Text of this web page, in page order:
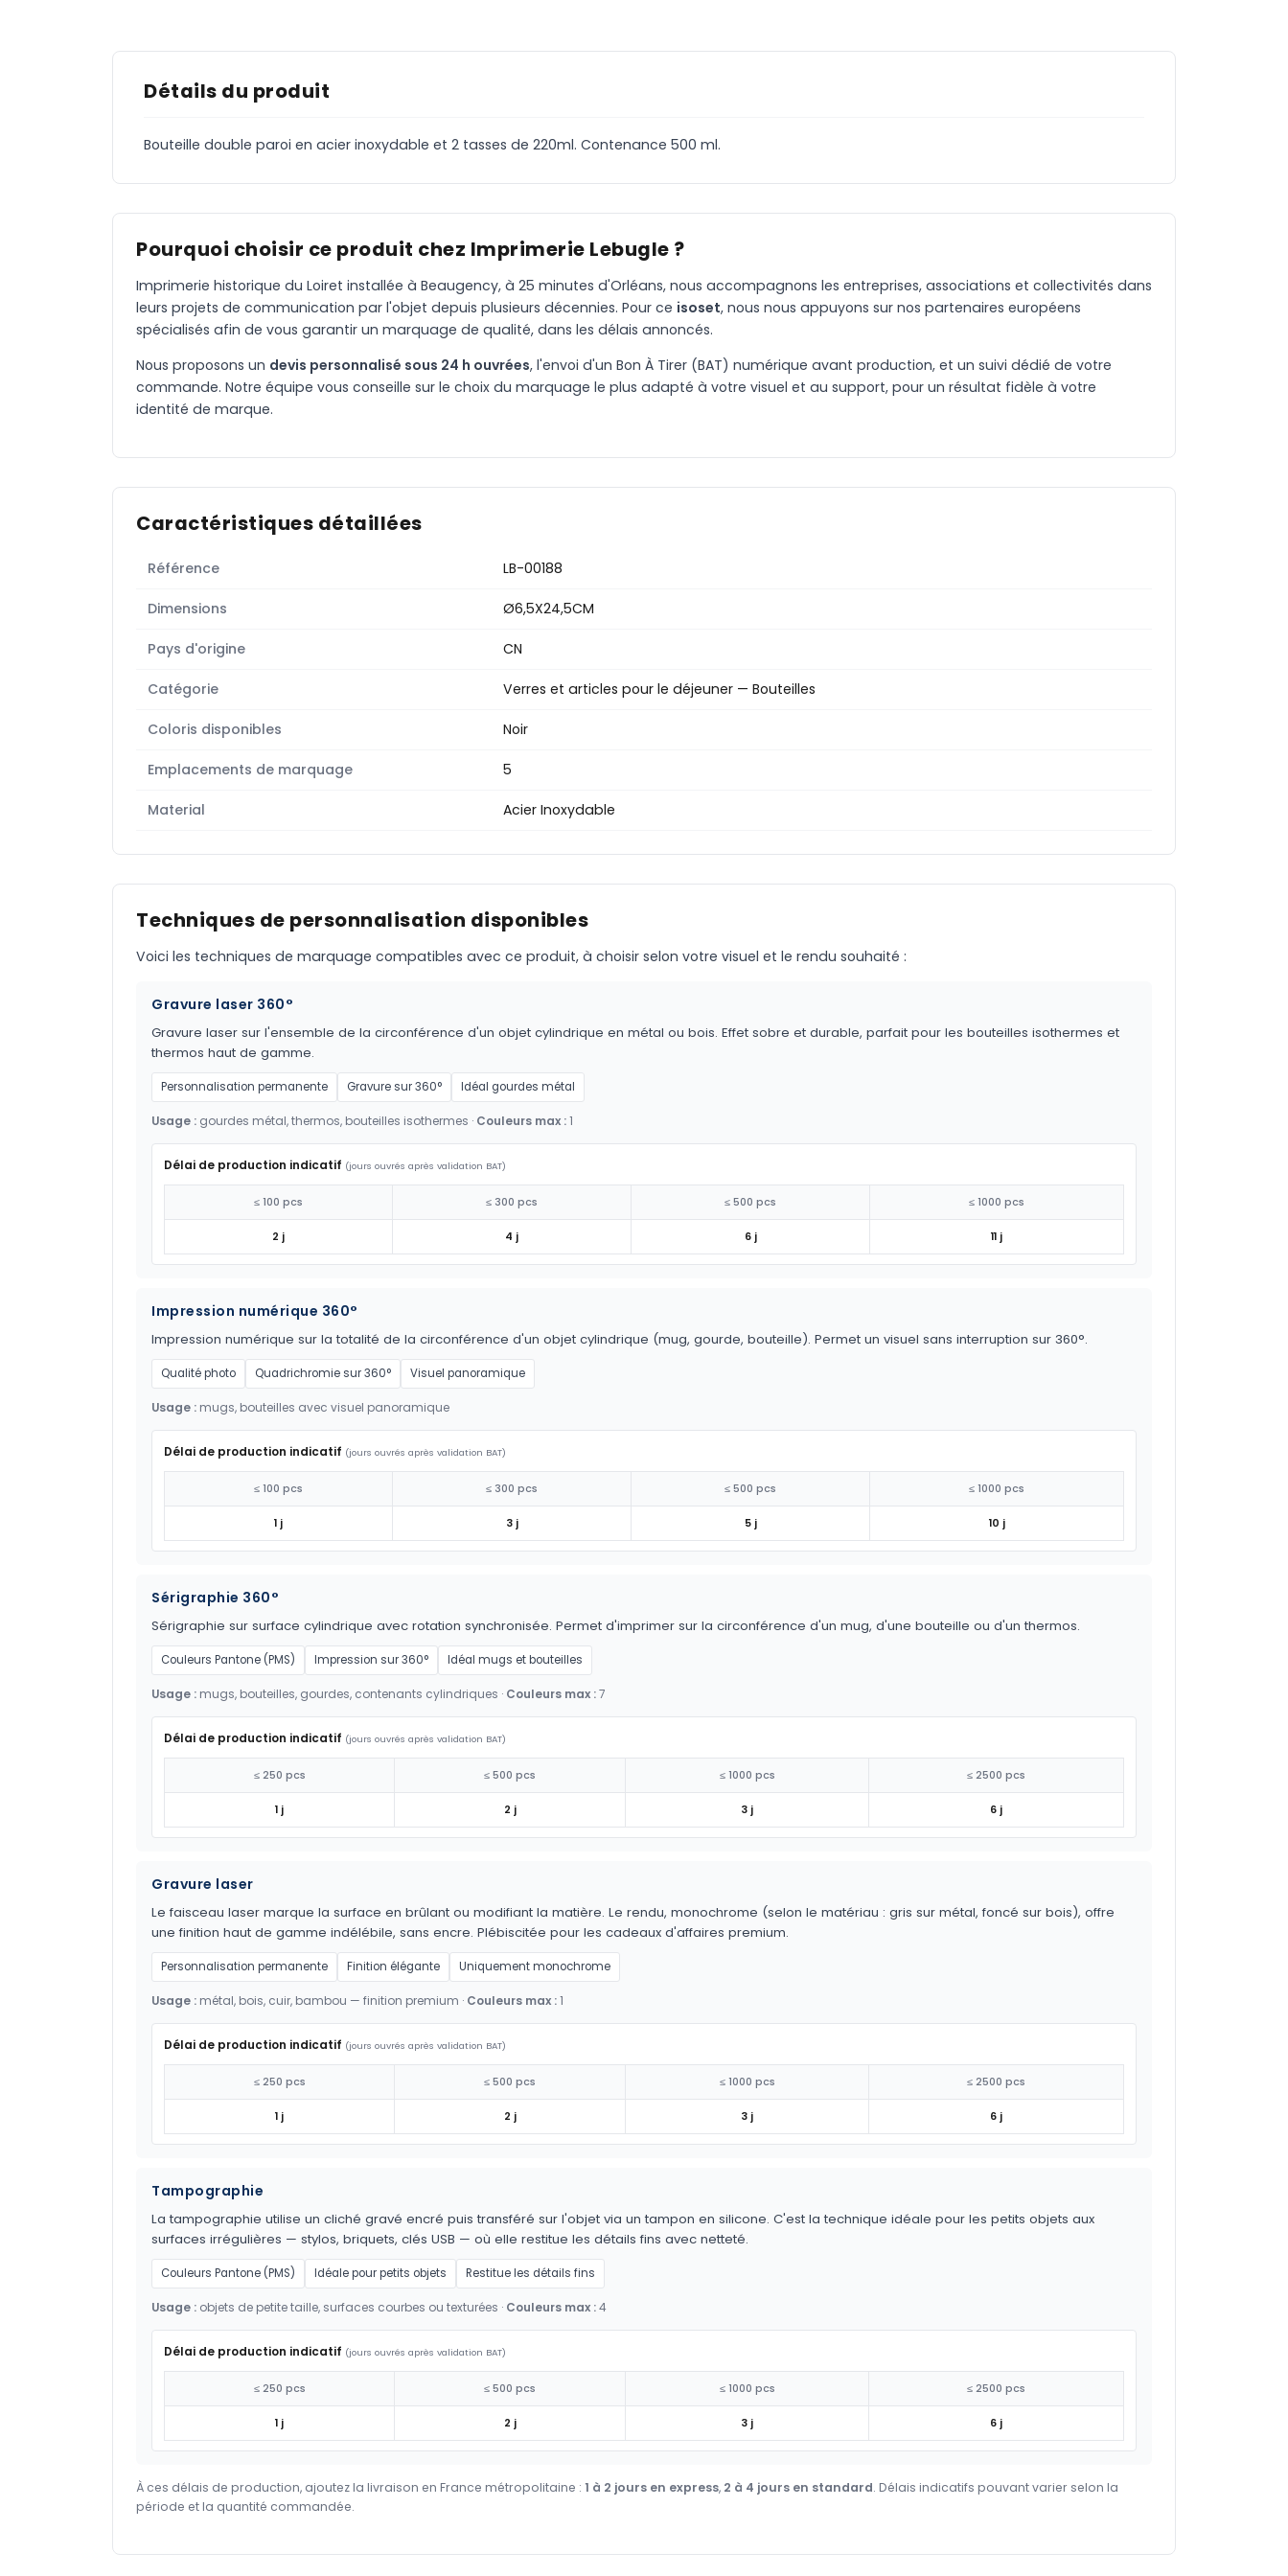
Détails du produit
Bouteille double paroi en acier inoxydable et 2 tasses de 220ml. Contenance 500 ml.
Pourquoi choisir ce produit chez Imprimerie Lebugle ?
Imprimerie historique du Loiret installée à Beaugency, à 25 minutes d'Orléans, nous accompagnons les entreprises, associations et collectivités dans
leurs projets de communication par l'objet depuis plusieurs décennies. Pour ce isoset, nous nous appuyons sur nos partenaires européens
spécialisés afin de vous garantir un marquage de qualité, dans les délais annoncés.
Nous proposons un devis personnalisé sous 24 h ouvrées, l'envoi d'un Bon À Tirer (BAT) numérique avant production, et un suivi dédié de votre
commande. Notre équipe vous conseille sur le choix du marquage le plus adapté à votre visuel et au support, pour un résultat fidèle à votre
identité de marque.
Caractéristiques détaillées
Référence LB-00188
Dimensions Ø6,5X24,5CM
Pays d'origine CN
Catégorie Verres et articles pour le déjeuner — Bouteilles
Coloris disponibles Noir
Emplacements de marquage 5
Material Acier Inoxydable
Techniques de personnalisation disponibles
Voici les techniques de marquage compatibles avec ce produit, à choisir selon votre visuel et le rendu souhaité :
Gravure laser 360°
Gravure laser sur l'ensemble de la circonférence d'un objet cylindrique en métal ou bois. Effet sobre et durable, parfait pour les bouteilles isothermes et
thermos haut de gamme.
Personnalisation permanente Gravure sur 360° Idéal gourdes métal
Usage : gourdes métal, thermos, bouteilles isothermes · Couleurs max :1
Délai de production indicatif (jours ouvrés après validation BAT)
≤ 100 pcs ≤ 300 pcs ≤ 500 pcs ≤ 1000 pcs
2 j 4 j 6 j 11 j
Impression numérique 360°
Impression numérique sur la totalité de la circonférence d'un objet cylindrique (mug, gourde, bouteille). Permet un visuel sans interruption sur 360°.
Qualité photo Quadrichromie sur 360° Visuel panoramique
Usage : mugs, bouteilles avec visuel panoramique
Délai de production indicatif (jours ouvrés après validation BAT)
≤ 100 pcs ≤ 300 pcs ≤ 500 pcs ≤ 1000 pcs
1 j 3 j 5 j 10 j
Sérigraphie 360°
Sérigraphie sur surface cylindrique avec rotation synchronisée. Permet d'imprimer sur la circonférence d'un mug, d'une bouteille ou d'un thermos.
Couleurs Pantone (PMS) Impression sur 360° Idéal mugs et bouteilles
Usage : mugs, bouteilles, gourdes, contenants cylindriques · Couleurs max :7
Délai de production indicatif (jours ouvrés après validation BAT)
≤ 250 pcs ≤ 500 pcs ≤ 1000 pcs ≤ 2500 pcs
1 j 2 j 3 j 6 j
Gravure laser
Le faisceau laser marque la surface en brûlant ou modifiant la matière. Le rendu, monochrome (selon le matériau : gris sur métal, foncé sur bois), offre
une finition haut de gamme indélébile, sans encre. Plébiscitée pour les cadeaux d'affaires premium.
Personnalisation permanente Finition élégante Uniquement monochrome
Usage : métal, bois, cuir, bambou — finition premium · Couleurs max :1
Délai de production indicatif (jours ouvrés après validation BAT)
≤ 250 pcs ≤ 500 pcs ≤ 1000 pcs ≤ 2500 pcs
1 j 2 j 3 j 6 j
Tampographie
La tampographie utilise un cliché gravé encré puis transféré sur l'objet via un tampon en silicone. C'est la technique idéale pour les petits objets aux
surfaces irrégulières — stylos, briquets, clés USB — où elle restitue les détails fins avec netteté.
Couleurs Pantone (PMS) Idéale pour petits objets Restitue les détails fins
Usage : objets de petite taille, surfaces courbes ou texturées · Couleurs max :4
Délai de production indicatif (jours ouvrés après validation BAT)
≤ 250 pcs ≤ 500 pcs ≤ 1000 pcs ≤ 2500 pcs
1 j 2 j 3 j 6 j
À ces délais de production, ajoutez la livraison en France métropolitaine : 1 à 2 jours en express, 2 à 4 jours en standard. Délais indicatifs pouvant varier selon la
période et la quantité commandée.